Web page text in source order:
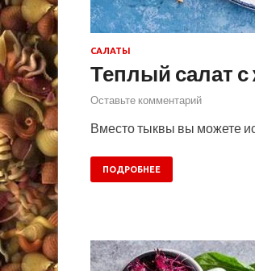
САЛАТЫ
Теплый салат
Оставьте комментарий
Вместо тыквы вы можете
ПОДРОБНЕЕ